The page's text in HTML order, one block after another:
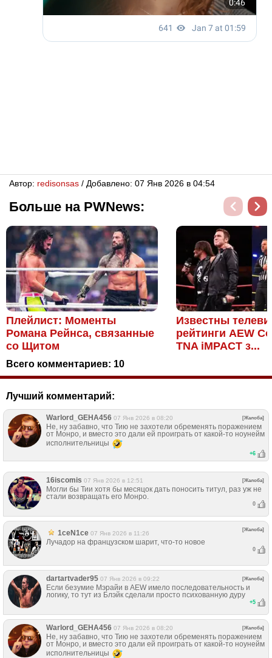
Автор: redisonsas / Добавлено: 07 Янв 2026 в 04:54
Больше на PWNews:
Плейлист: Моменты
Романа Рейнса, связанные
со Щитом
Известны
рейтинги AEW
TNA iMPACT з...
Всего комментариев: 10
Лучший комментарий:
Warlord_GEHA456 07 Янв 2026 в 08:20 [Жалоба]
Не, ну забавно, что Тию не захотели обременять поражением
от Монро, и вместо это дали ей проиграть от какой-то ноунейм
исполнительницы
+6
16iscomis 07 Янв 2026 в 12:51 [Жалоба]
Могли бы Тии хотя бы месяцок дать поносить титул, раз уж не
стали возвращать его Монро.
0
1ceN1ce 07 Янв 2026 в 11:26
[Жалоба]
Лучадор на французском шарит, что-то новое
0
dartartvader95 07 Янв 2026 в 09:22 [Жалоба]
Если безумие Мэрайи в AEW имело последовательность и
логику, то тут из Блэйк сделали просто психованную дуру
+5
Warlord_GEHA456 07 Янв 2026 в 08:20 [Жалоба]
Не, ну забавно, что Тию не захотели обременять поражением
от Монро, и вместо это дали ей проиграть от какой-то ноунейм
исполнительницы